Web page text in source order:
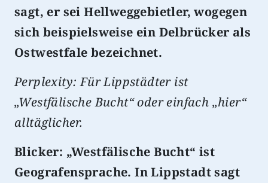
sagt, er sei Hellweggebietler, wogegen
sich beispielsweise ein Delbrücker als
Ostwestfale bezeichnet.
Perplexity: Für Lippstädter ist
„Westfälische Bucht“ oder einfach „hier“
alltäglicher.
Blicker: „Westfälische Bucht“ ist
Geografensprache. In Lippstadt sagt